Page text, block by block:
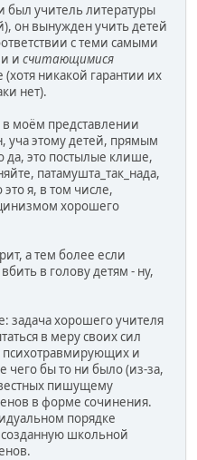
учитель литературы
он вынужден учить детей
с теми самыми
и считающимися
никакой гарантии их
нет).
моём представлении
уча этому детей, прямым
да, это постылые клише,
патамушта_так_нада,
я, в том числе,
хорошего
а тем более если
в голову детям - ну,
задача хорошего учителя
в меру своих сил
психотравмирующих и
бы то ни было (из-за,
пишущему
в форме сочинения.
порядке
школьной